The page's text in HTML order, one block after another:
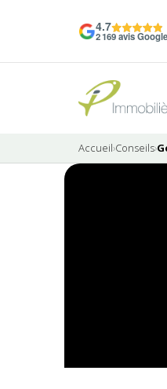
4.7
2 169 avis
Accueil›Conseils›